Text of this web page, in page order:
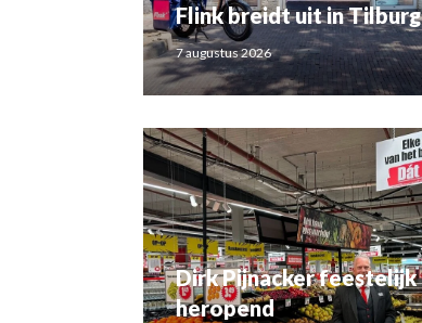
Flink breidt uit in Tilburg
7 augustus 2026
Dirk Pijnacker feestelijk
heropend